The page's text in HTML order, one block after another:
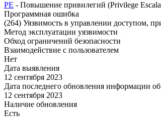
PE - Повышение привилегий (Privilege
Программная ошибка
(264) Уязвимость в управлении доступом,
Метод эксплуатации уязвимости
Обход ограничений безопасности
Взаимодействие с пользователем
Нет
Дата выявления
12 сентября 2023
Дата последнего обновления информации
12 сентября 2023
Наличие обновления
Есть